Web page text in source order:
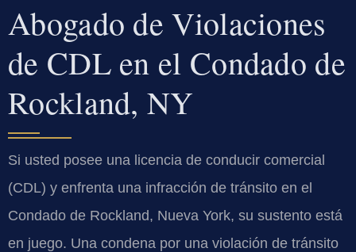
Abogado de Violaciones
de CDL en el Condado de
Rockland, NY
Si usted posee una licencia de conducir comercial
(CDL) y enfrenta una infracción de tránsito en el
Condado de Rockland, Nueva York, su sustento está
en juego. Una condena por una violación de tránsito